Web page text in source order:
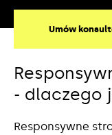
Umów
- dlaczego
Responsywne